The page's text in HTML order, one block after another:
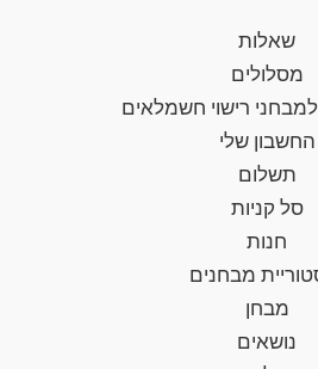
שאלות
מסלולים
רישוי חשמלאים
החשבון שלי
תשלום
סל קניות
חנות
מבחנים
מבחן
נושאים